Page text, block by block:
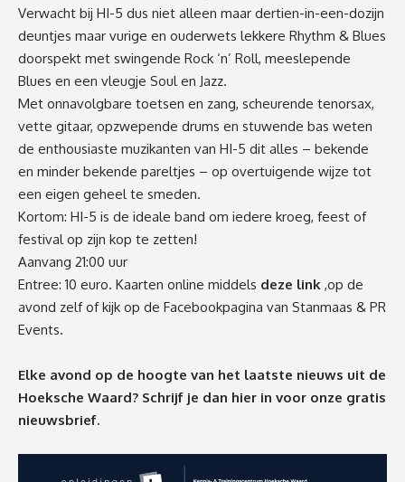
Verwacht bij HI-5 dus niet alleen maar dertien-in-een-dozijn
deuntjes maar vurige en ouderwets lekkere Rhythm & Blues
doorspekt met swingende Rock ‘n’ Roll, meeslepende
Blues en een vleugje Soul en Jazz.
Met onnavolgbare toetsen en zang, scheurende tenorsax,
vette gitaar, opzwepende drums en stuwende bas weten
de enthousiaste muzikanten van HI-5 dit alles – bekende
en minder bekende pareltjes – op overtuigende wijze tot
een eigen geheel te smeden.
Kortom: HI-5 is de ideale band om iedere kroeg, feest of
festival op zijn kop te zetten!
Aanvang 21:00 uur
Entree: 10 euro. Kaarten online middels deze link ,op de
avond zelf of kijk op de Facebookpagina van Stanmaas & PR
Events.
Elke avond op de hoogte van het laatste nieuws uit de
Hoeksche Waard? Schrijf je dan hier in voor onze gratis
nieuwsbrief.